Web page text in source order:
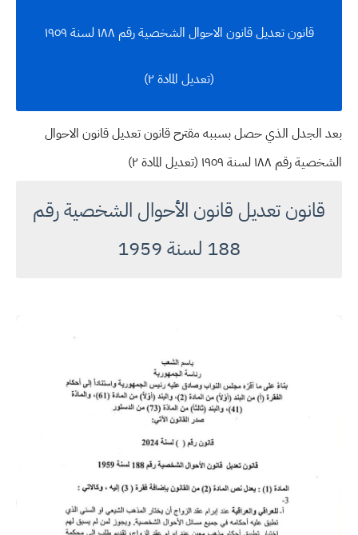
قانون تعديل قانون الاحوال الشخصية رقم ١٨٨ لسنة ١٩٥٩
(تعديل المادة ٢)
بعد الجدل الذي حصل بسببه مقترح قانون تعديل قانون الاحوال
الشخصية رقم ١٨٨ لسنة ١٩٥٩ (تعديل المادة ٢)
قانون تعديل قانون الأحوال الشخصية رقم
188 لسنة 1959